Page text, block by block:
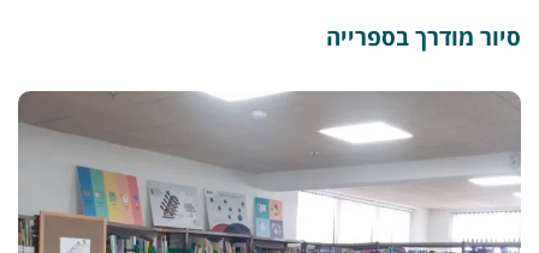
סיור מודרך בספרייה